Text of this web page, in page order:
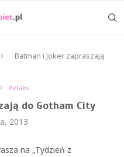
Batman i Joker zapraszają
Relaks
do Gotham City
2013
na „Tydzień z